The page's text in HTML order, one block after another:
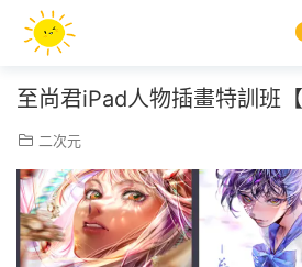
至尚君iPad人物插畫特訓班【
二次元